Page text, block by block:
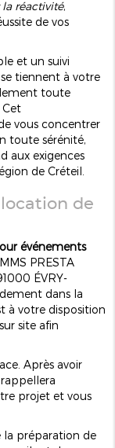
réactivité,
de vos
et un suivi
tiennent à votre
toute
vous concentrer
toute sérénité,
aux exigences
de Créteil.
de
événements
PRESTA
ÉVRY-
dans la
à votre disposition
site afin
Après avoir
projet et vous
la préparation de